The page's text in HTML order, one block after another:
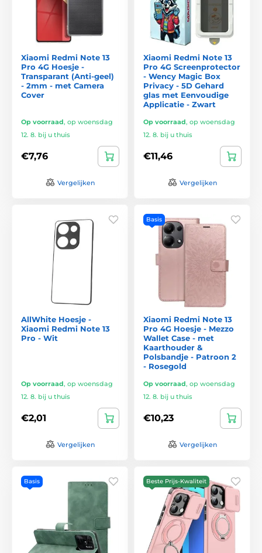
Xiaomi Redmi Note 13
Pro 4G Hoesje -
Transparant (Anti-geel)
- 2mm - met Camera
Cover
Op voorraad, op woensdag
12. 8. bij u thuis
€7,76
Vergelijken
Xiaomi Redmi Note 13
Pro 4G Screenprotector
- Wency Magic Box
Privacy - 5D Gehard
glas met Eenvoudige
Applicatie - Zwart
Op voorraad, op woensdag
12. 8. bij u thuis
€11,46
Vergelijken
AllWhite Hoesje -
Xiaomi Redmi Note 13
Pro - Wit
Op voorraad, op woensdag
12. 8. bij u thuis
€2,01
Vergelijken
Basis
Xiaomi Redmi Note 13
Pro 4G Hoesje - Mezzo
Wallet Case - met
Kaarthouder &
Polsbandje - Patroon 2
- Rosegold
Op voorraad, op woensdag
12. 8. bij u thuis
€10,23
Vergelijken
Basis Beste Prijs-Kwaliteit